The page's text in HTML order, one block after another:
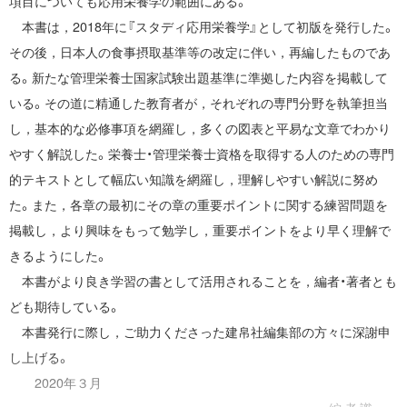
本書は，2018年に『スタディ応用栄養学』として初版を発行した。
その後，日本人の食事摂取基準等の改定に伴い，再編したものであ
る。新たな管理栄養士国家試験出題基準に準拠した内容を掲載して
いる。その道に精通した教育者が，それぞれの専門分野を執筆担当
し，基本的な必修事項を網羅し，多くの図表と平易な文章でわかり
やすく解説した。栄養士・管理栄養士資格を取得する人のための専門
的テキストとして幅広い知識を網羅し，理解しやすい解説に努め
た。また，各章の最初にその章の重要ポイントに関する練習問題を
掲載し，より興味をもって勉学し，重要ポイントをより早く理解で
きるようにした。
本書がより良き学習の書として活用されることを，編者・著者とも
ども期待している。
本書発行に際し，ご助力くださった建帛社編集部の方々に深謝申
し上げる。
2020年３月